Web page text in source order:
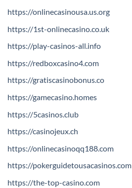
https://onlinecasinousa.us.org
https://1st-onlinecasino.co.uk
https://play-casinos-all.info
https://redboxcasino4.com
https://gratiscasinobonus.co
https://gamecasino.homes
https://5casinos.club
https://casinojeux.ch
https://onlinecasinoqq188.com
https://pokerguidetousacasinos.com
https://the-top-casino.com